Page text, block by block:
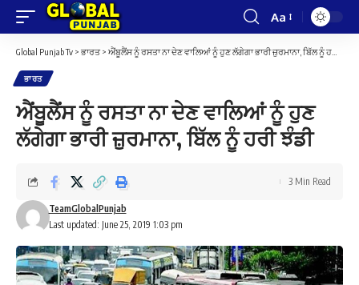
Font
Resizer
Aa
Global Punjab Tv > ਭਾਰਤ> ਐਂਬੂਲੈਂਸ ਨੂੰ ਰਸਤਾ ਨਾ ਦੇਣ ਵਾਲਿਆਂ ਨੂੰ ਹੁਣ ਲੱਗੇਗਾ ਭਾਰੀ ਜ਼ੁਰਮਾਨਾ, ਬਿੱਲ ਨੂੰ ਹਰੀ ਝੰਡੀ
ਭਾਰਤ
ਐਂਬੂਲੈਂਸ ਨੂੰ ਰਸਤਾ ਨਾ ਦੇਣ ਵਾਲਿਆਂ ਨੂੰ ਹੁਣ
ਲੱਗੇਗਾ ਭਾਰੀ ਜ਼ੁਰਮਾਨਾ, ਬਿੱਲ ਨੂੰ ਹਰੀ ਝੰਡੀ
Last updated: June 25, 2019 1:03 pm
TeamGlobalPunjab
3 Min Read